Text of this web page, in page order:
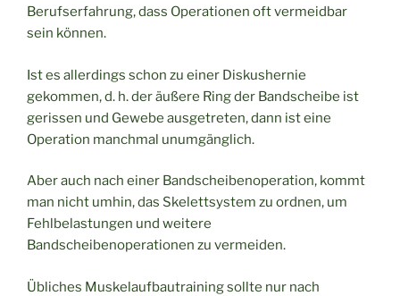
Berufserfahrung, dass Operationen oft vermeidbar
sein können.
Ist es allerdings schon zu einer Diskushernie
gekommen, d. h. der äußere Ring der Bandscheibe ist
gerissen und Gewebe ausgetreten, dann ist eine
Operation manchmal unumgänglich.
Aber auch nach einer Bandscheibenoperation, kommt
man nicht umhin, das Skelettsystem zu ordnen, um
Fehlbelastungen und weitere
Bandscheibenoperationen zu vermeiden.
Übliches Muskelaufbautraining sollte nur nach